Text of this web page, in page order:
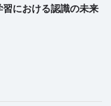
における認識の未来